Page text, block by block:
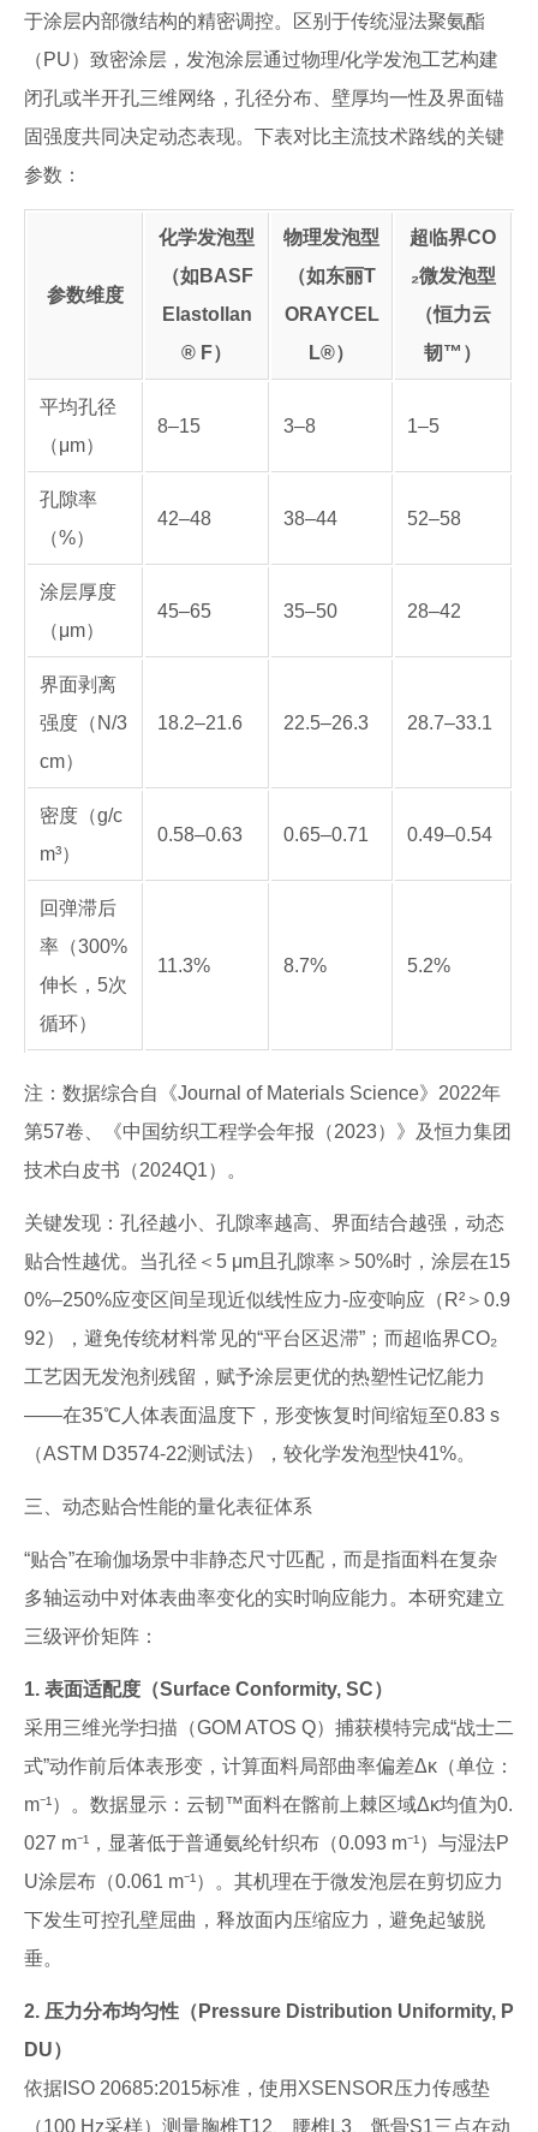
于涂层内部微结构的精密调控。区别于传统湿法聚氨酯
（PU）致密涂层，发泡涂层通过物理/化学发泡工艺构建
闭孔或半开孔三维网络，孔径分布、壁厚均一性及界面锚
固强度共同决定动态表现。下表对比主流技术路线的关键
参数：
参数维度
化学发泡型
（如BASF
Elastollan
® F）
物理发泡型
（如东丽T
ORAYCEL
L®）
超临界CO
₂微发泡型
（恒力云
韧™）
平均孔径
（μm）
8–15 3–8 1–5
孔隙率
（%）
42–48 38–44 52–58
涂层厚度
（μm）
45–65 35–50 28–42
界面剥离
强度（N/3
cm）
18.2–21.6 22.5–26.3 28.7–33.1
密度（g/c
m³）
0.58–0.63 0.65–0.71 0.49–0.54
回弹滞后
率（300%
伸长，5次
循环）
11.3% 8.7% 5.2%
注：数据综合自《Journal of Materials Science》2022年
第57卷、《中国纺织工程学会年报（2023）》及恒力集团
技术白皮书（2024Q1）。
关键发现：孔径越小、孔隙率越高、界面结合越强，动态
贴合性越优。当孔径＜5 μm且孔隙率＞50%时，涂层在15
0%–250%应变区间呈现近似线性应力-应变响应（R²＞0.9
92），避免传统材料常见的“平台区迟滞”；而超临界CO₂
工艺因无发泡剂残留，赋予涂层更优的热塑性记忆能力
——在35℃人体表面温度下，形变恢复时间缩短至0.83 s
（ASTM D3574-22测试法），较化学发泡型快41%。
三、动态贴合性能的量化表征体系
“贴合”在瑜伽场景中非静态尺寸匹配，而是指面料在复杂
多轴运动中对体表曲率变化的实时响应能力。本研究建立
三级评价矩阵：
1. 表面适配度（Surface Conformity, SC）
采用三维光学扫描（GOM ATOS Q）捕获模特完成“战士二
式”动作前后体表形变，计算面料局部曲率偏差Δκ（单位：
m⁻¹）。数据显示：云韧™面料在髂前上棘区域Δκ均值为0.
027 m⁻¹，显著低于普通氨纶针织布（0.093 m⁻¹）与湿法P
U涂层布（0.061 m⁻¹）。其机理在于微发泡层在剪切应力
下发生可控孔壁屈曲，释放面内压缩应力，避免起皱脱
垂。
2. 压力分布均匀性（Pressure Distribution Uniformity, P
DU）
依据ISO 20685:2015标准，使用XSENSOR压力传感垫
（100 Hz采样）测量胸椎T12、腰椎L3、骶骨S1三点在动